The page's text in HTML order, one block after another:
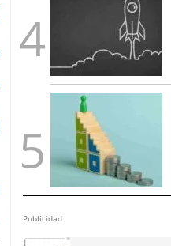
Publicidad